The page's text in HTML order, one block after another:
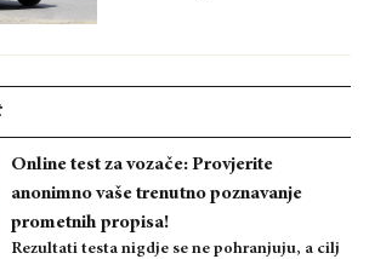
Online test za vozače: Provjerite
anonimno vaše trenutno poznavanje
prometnih propisa!
Rezultati testa nigdje se ne pohranjuju, a cilj